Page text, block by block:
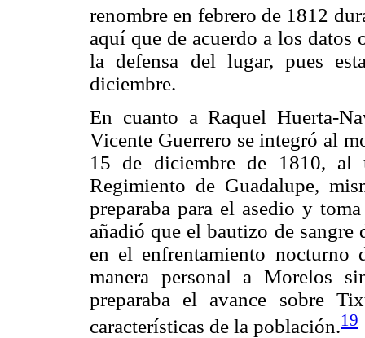
renombre en febrero de 1812
aquí que de acuerdo a los datos
la defensa del lugar, pues
diciembre.
En cuanto a Raquel Huerta-
Vicente Guerrero se integró al
15 de diciembre de 1810, al
Regimiento de Guadalupe,
preparaba para el asedio y
añadió que el bautizo de
en el enfrentamiento nocturno
manera personal a Morelos
preparaba el avance sobre
características de la población.19